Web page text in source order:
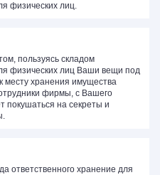
физических лиц.
пользуясь складом
физических лиц Ваши вещи под
месту хранения имущества
фирмы, с Вашего
покушаться на секреты и
ответственного хранение для